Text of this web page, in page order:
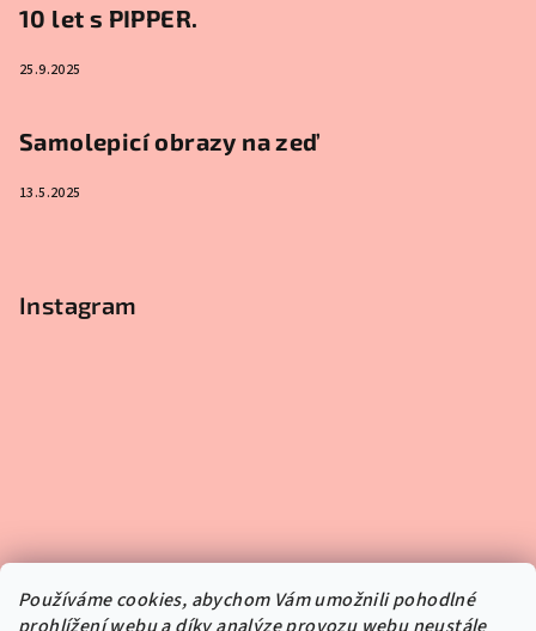
Používáme cookies, abychom Vám umožnili pohodlné
10 let s PIPPER.
25.9.2025
Samolepicí obrazy na zeď
13.5.2025
Instagram